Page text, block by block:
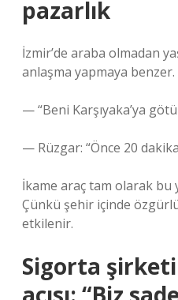
pazarlık
İzmir’de araba olmadan
anlaşma yapmaya benzer.
— “Beni Karşıyaka’ya
— Rüzgar: “Önce 20
İkame araç tam olarak bu
Çünkü şehir içinde
etkilenir.
Sigorta